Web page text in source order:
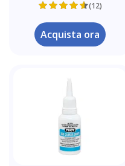
(12)
Acquista ora